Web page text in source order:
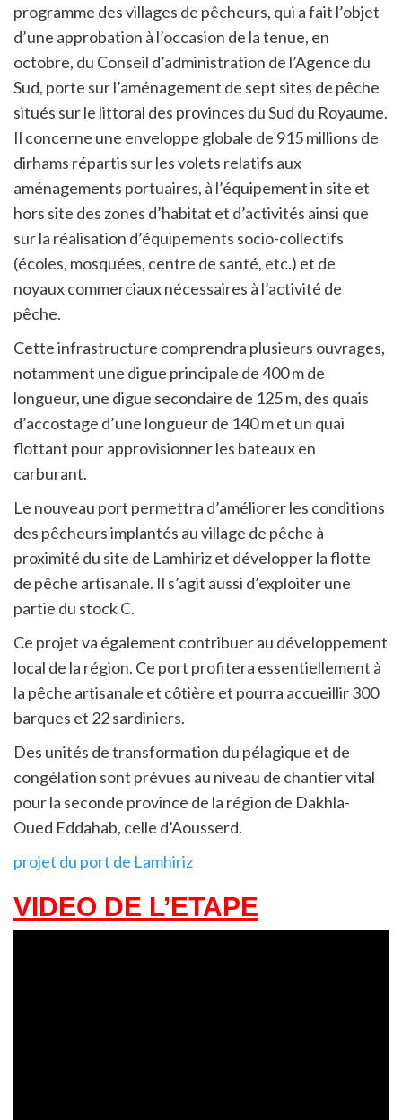
programme des villages de pêcheurs, qui a fait l’objet
d’une approbation à l’occasion de la tenue, en
octobre, du Conseil d’administration de l’Agence du
Sud, porte sur l’aménagement de sept sites de pêche
situés sur le littoral des provinces du Sud du Royaume.
Il concerne une enveloppe globale de 915 millions de
dirhams répartis sur les volets relatifs aux
aménagements portuaires, à l’équipement in site et
hors site des zones d’habitat et d’activités ainsi que
sur la réalisation d’équipements socio-collectifs
(écoles, mosquées, centre de santé, etc.) et de
noyaux commerciaux nécessaires à l’activité de
pêche.
Cette infrastructure comprendra plusieurs ouvrages,
notamment une digue principale de 400 m de
longueur, une digue secondaire de 125 m, des quais
d’accostage d’une longueur de 140 m et un quai
flottant pour approvisionner les bateaux en
carburant.
Le nouveau port permettra d’améliorer les conditions
des pêcheurs implantés au village de pêche à
proximité du site de Lamhiriz et développer la flotte
de pêche artisanale. Il s’agit aussi d’exploiter une
partie du stock C.
Ce projet va également contribuer au développement
local de la région. Ce port profitera essentiellement à
la pêche artisanale et côtière et pourra accueillir 300
barques et 22 sardiniers.
Des unités de transformation du pélagique et de
congélation sont prévues au niveau de chantier vital
pour la seconde province de la région de Dakhla-
Oued Eddahab, celle d’Aousserd.
projet du port de Lamhiriz
VIDEO DE L’ETAPE